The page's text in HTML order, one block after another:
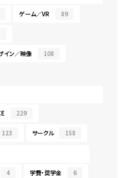
ゲーム／VR 89
イン／映像 108
229
123 サークル 158
4 学費・奨学金 6